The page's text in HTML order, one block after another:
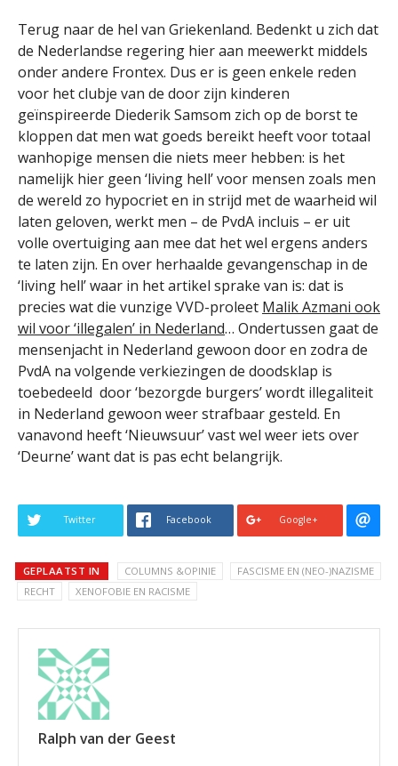
Terug naar de hel van Griekenland. Bedenkt u zich dat
de Nederlandse regering hier aan meewerkt middels
onder andere Frontex. Dus er is geen enkele reden
voor het clubje van de door zijn kinderen
geïnspireerde Diederik Samsom zich op de borst te
kloppen dat men wat goeds bereikt heeft voor totaal
wanhopige mensen die niets meer hebben: is het
namelijk hier geen ‘living hell’ voor mensen zoals men
de wereld zo hypocriet en in strijd met de waarheid wil
laten geloven, werkt men – de PvdA incluis – er uit
volle overtuiging aan mee dat het wel ergens anders
te laten zijn. En over herhaalde gevangenschap in de
‘living hell’ waar in het artikel sprake van is: dat is
precies wat die vunzige VVD-proleet Malik Azmani ook
wil voor ‘illegalen’ in Nederland… Ondertussen gaat de
mensenjacht in Nederland gewoon door en zodra de
PvdA na volgende verkiezingen de doodsklap is
toebedeeld door ‘bezorgde burgers’ wordt illegaliteit
in Nederland gewoon weer strafbaar gesteld. En
vanavond heeft ‘Nieuwsuur’ vast wel weer iets over
‘Deurne’ want dat is pas echt belangrijk.
Twitter Facebook Google+
GEPLAATST IN COLUMNS &OPINIE
FASCISME EN (NEO-)NAZISME
RECHT
XENOFOBIE EN RACISME
Ralph van der Geest